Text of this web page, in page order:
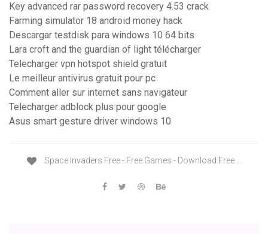
Key advanced rar password recovery 4.53 crack
Farming simulator 18 android money hack
Descargar testdisk para windows 10 64 bits
Lara croft and the guardian of light télécharger
Telecharger vpn hotspot shield gratuit
Le meilleur antivirus gratuit pour pc
Comment aller sur internet sans navigateur
Telecharger adblock plus pour google
Asus smart gesture driver windows 10
Space Invaders Free - Free Games - Download Free …